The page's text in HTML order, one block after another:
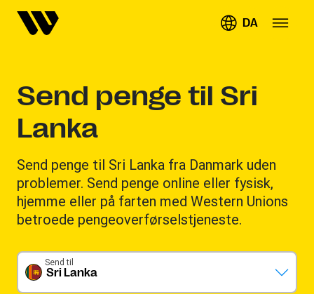
DA
Send penge til Sri
Lanka
Send penge til Sri Lanka fra Danmark uden
problemer. Send penge online eller fysisk,
hjemme eller på farten med Western Unions
betroede pengeoverførselstjeneste.
Sri Lanka
Send til